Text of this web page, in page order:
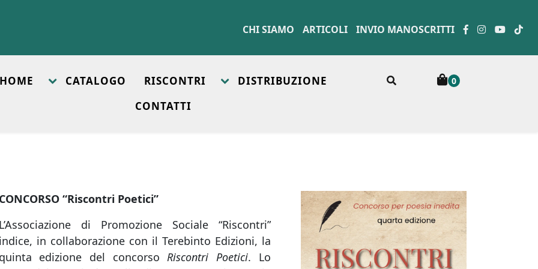
CHI SIAMO ARTICOLI INVIO MANOSCRITTI
HOME CATALOGO RISCONTRI
DISTRIBUZIONE
CONTATTI
0
CONCORSO “Riscontri Poetici”
L’Associazione di Promozione Sociale “Riscontri”
indice, in collaborazione con il Terebinto Edizioni, la
quinta edizione del concorsoRiscontri Poetici. Lo